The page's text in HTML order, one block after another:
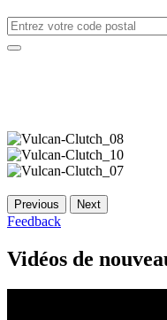
Previous Next
Feedback
Vidéos de